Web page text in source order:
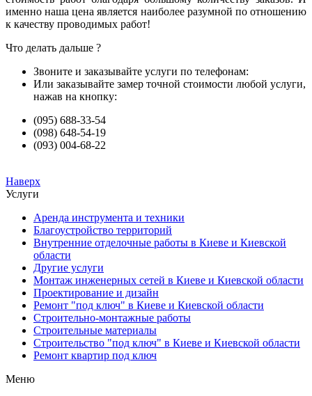
именно наша цена является наиболее разумной по отношению
к качеству проводимых работ!
Что делать дальше ?
Звоните и заказывайте услуги по телефонам:
Или заказывайте замер точной стоимости любой услуги,
нажав на кнопку:
(095) 688-33-54
(098) 648-54-19
(093) 004-68-22
Наверх
Услуги
Аренда инструмента и техники
Благоустройство территорий
Внутренние отделочные работы в Киеве и Киевской
области
Другие услуги
Монтаж инженерных сетей в Киеве и Киевской области
Проектирование и дизайн
Ремонт "под ключ" в Киеве и Киевской области
Строительно-монтажные работы
Строительные материалы
Строительство "под ключ" в Киеве и Киевской области
Ремонт квартир под ключ
Меню